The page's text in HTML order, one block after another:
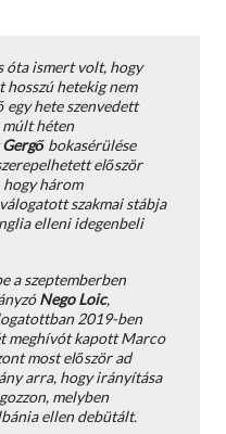
óta ismert volt, hogy
hetekig nem
egy hete szenvedett
héten
bokasérülése
először
hogy három
szakmai stábja
elleni idegenbeli
a szeptemberben
Nego Loic,
2019-ben
meghívót kapott Marco
most először ad
arra, hogy irányítása
melyben
ellen debütált.